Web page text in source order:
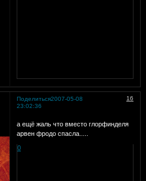
Поделиться 16
2007-05-08
23:02:36
а ещё жаль что вместо глорфинделя
арвен фродо спасла.....
0